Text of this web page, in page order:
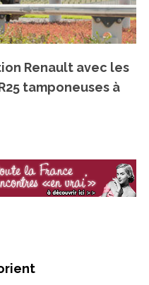
Renault avec les
tamponeuses à